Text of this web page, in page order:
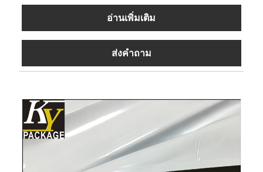
อ่านเพิ่มเติม
ส่งคำถาม